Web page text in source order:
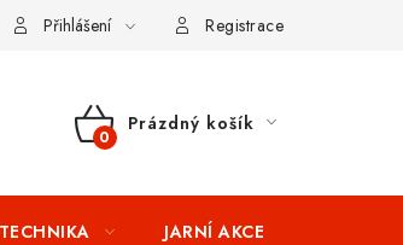
Splátkový prodej Tabulka velikostí oblečení
Přihlášení Registrace
NÁKUPNÍ
Prázdný košík
JARNÍ AKCE